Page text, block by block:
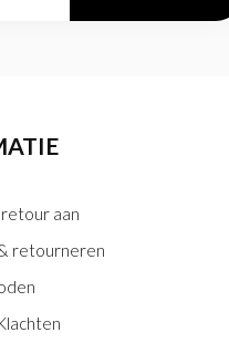
aan
retourneren